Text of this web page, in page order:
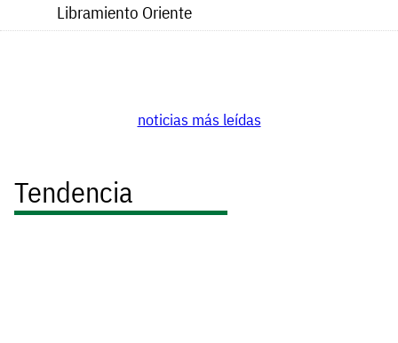
Libramiento Oriente
noticias más leídas
Tendencia